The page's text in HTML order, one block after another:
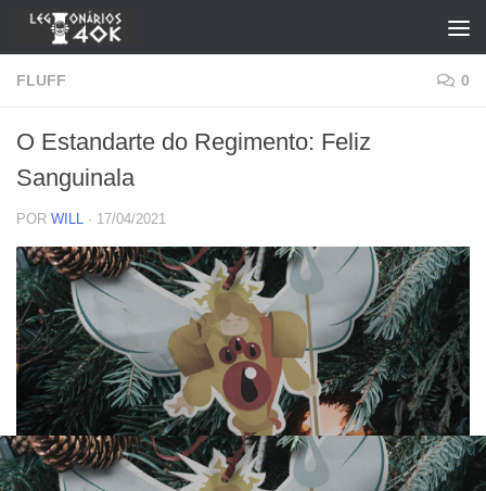
Skip to content
FLUFF 0
O Estandarte do Regimento: Feliz
Sanguinala
POR WILL · 17/04/2021